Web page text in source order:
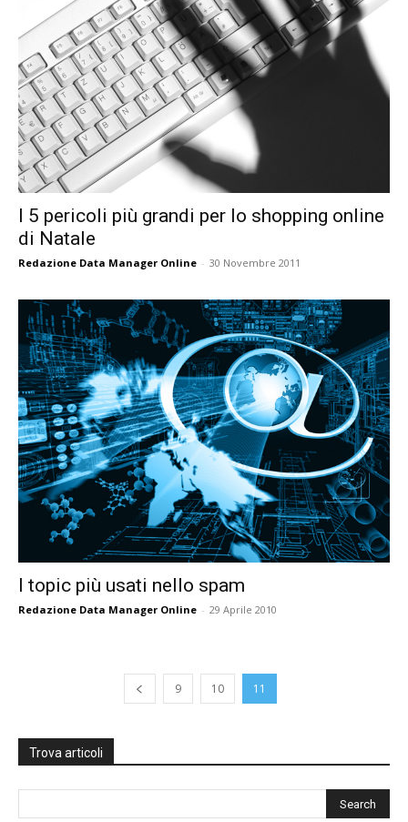
I 5 pericoli più grandi per lo shopping online
di Natale
Redazione Data Manager Online - 30 Novembre 2011
I topic più usati nello spam
Redazione Data Manager Online - 29 Aprile 2010
9 10 11
Trova articoli